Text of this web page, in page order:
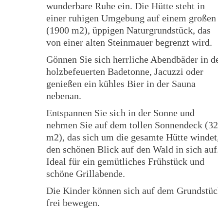
wunderbare Ruhe ein. Die Hütte steht in
einer ruhigen Umgebung auf einem großen
(1900 m2), üppigen Naturgrundstück, das
von einer alten Steinmauer begrenzt wird.
Gönnen Sie sich herrliche Abendbäder in
holzbefeuerten Badetonne, Jacuzzi oder
genießen ein kühles Bier in der Sauna
nebenan.
Entspannen Sie sich in der Sonne und
nehmen Sie auf dem tollen Sonnendeck (32
m2), das sich um die gesamte Hütte
den schönen Blick auf den Wald in sich
Ideal für ein gemütliches Frühstück und
schöne Grillabende.
Die Kinder können sich auf dem
frei bewegen.